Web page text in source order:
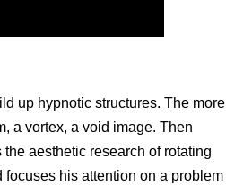
up hypnotic structures. The more
a vortex, a void image. Then
aesthetic research of rotating
his attention on a problem